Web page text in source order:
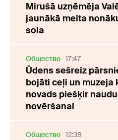
Mirušā uzņēmēja
jaunākā meita
sola
Oбщество 17:47
Ūdens sešreiz
bojāti ceļi un muzeja
novads piešķir
novēršanai
Oбщество 12:39